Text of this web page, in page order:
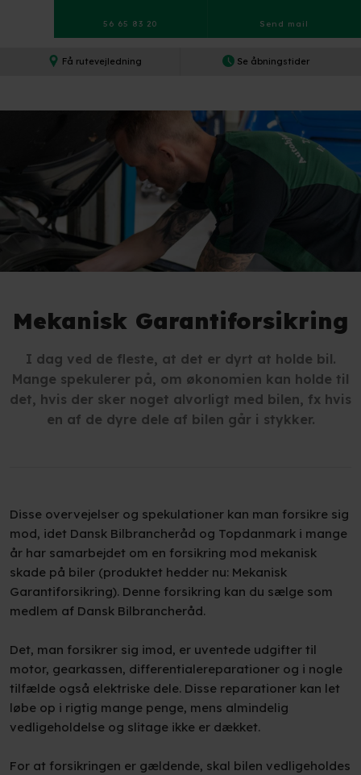
Få rutevejledning​ Se åbningstider​
56 65 83 20 Send mail​
Mekanisk Garantiforsikring
I dag ved de fleste, at det er dyrt at holde bil.
Mange spekulerer på, om økonomien kan holde til
det, hvis der sker noget alvorligt med bilen, fx hvis
en af de dyre dele af bilen går i stykker.
Disse overvejelser og spekulationer kan man forsikre sig
mod, idet Dansk Bilbrancheråd og Topdanmark i mange
år har samarbejdet om en forsikring mod mekanisk
skade på biler (produktet hedder nu: Mekanisk
Garantiforsikring). Denne forsikring kan du sælge som
medlem af Dansk Bilbrancheråd.
Det, man forsikrer sig imod, er uventede udgifter til
motor, gearkassen, differentialereparationer og i nogle
tilfælde også elektriske dele. Disse reparationer kan let
løbe op i rigtig mange penge, mens almindelig
vedligeholdelse og slitage ikke er dækket.
For at forsikringen er gældende, skal bilen vedligeholdes